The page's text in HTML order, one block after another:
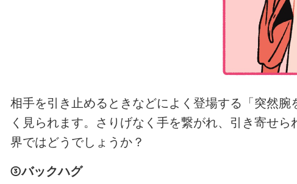
相手を引き止めるときなどによく登場する「突然
く見られます。さりげなく手を繋がれ、引き寄せ
界ではどうでしょうか？
③バックハグ